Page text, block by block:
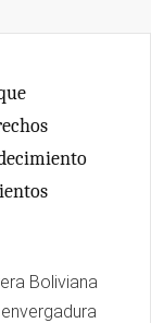
Boliviana